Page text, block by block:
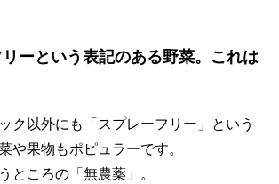
ーという表記のある野菜。これは
ク以外にも「スプレーフリー」という
や果物もポピュラーです。
ところの「無農薬」。